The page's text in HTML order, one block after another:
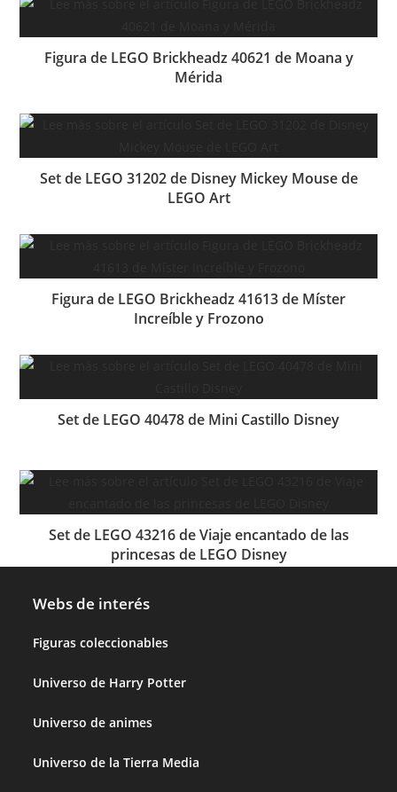
Figura de LEGO Brickheadz 40621 de Moana y
Mérida
Set de LEGO 31202 de Disney Mickey Mouse de
LEGO Art
Figura de LEGO Brickheadz 41613 de Míster
Increíble y Frozono
Set de LEGO 40478 de Mini Castillo Disney
Set de LEGO 43216 de Viaje encantado de las
princesas de LEGO Disney
Webs de interés
Figuras coleccionables
Universo de Harry Potter
Universo de animes
Universo de la Tierra Media